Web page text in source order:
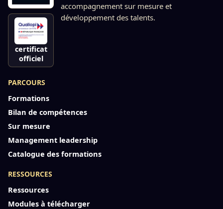
certificat
officiel
accompagnement sur mesure et
développement des talents.
PARCOURS
Formations
Bilan de compétences
Sur mesure
Management leadership
Catalogue des formations
RESSOURCES
Ressources
Modules à télécharger